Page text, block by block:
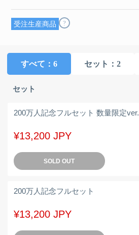
受注生産商品 ?
すべて ：6 セット ：2
セット
200万人記念フルセット 数量限定ver.
¥13,200 JPY
SOLD OUT
200万人記念フルセット
¥13,200 JPY